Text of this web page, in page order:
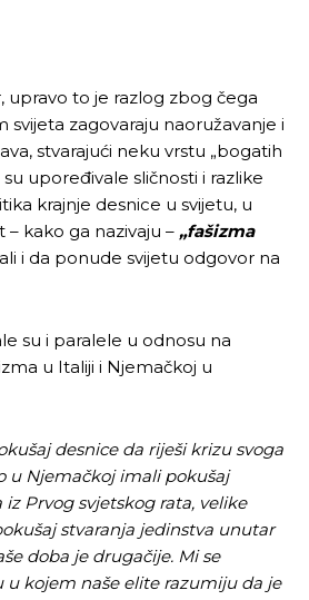
upravo to je razlog zbog čega
svijeta zagovaraju naoružavanje i
stvarajući neku vrstu „bogatih
upoređivale sličnosti i razlike
krajnje desnice u svijetu, u
– kako ga nazivaju – „fašizma
i da ponude svijetu odgovor na
su i paralele u odnosu na
u Italiji i Njemačkoj u
desnice da riješi krizu svoga
u Njemačkoj imali pokušaj
Prvog svjetskog rata, velike
stvaranja jedinstva unutar
doba je drugačije. Mi se
kojem naše elite razumiju da je